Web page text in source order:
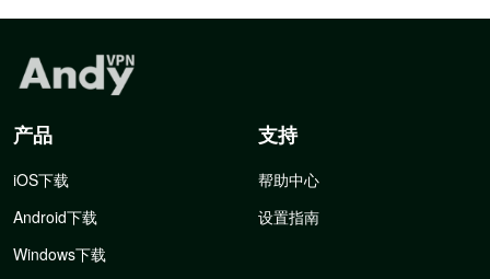
产品
iOS下载
Android下载
Windows下载
支持
帮助中心
设置指南